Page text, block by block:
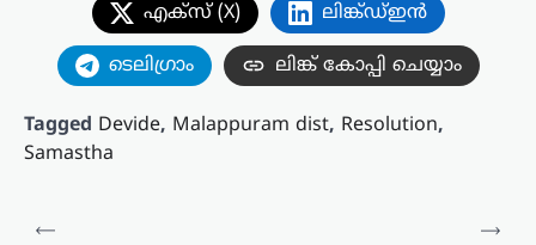
എക്സ് (X) ലിങ്ക്ഡ്ഇൻ
ടെലിഗ്രാം ലിങ്ക് കോപ്പി ചെയ്യാം
Tagged Devide, Malappuram dist, Resolution,
Samastha
പോസ്റ്റുകളിലൂടെ
⟵
⟶